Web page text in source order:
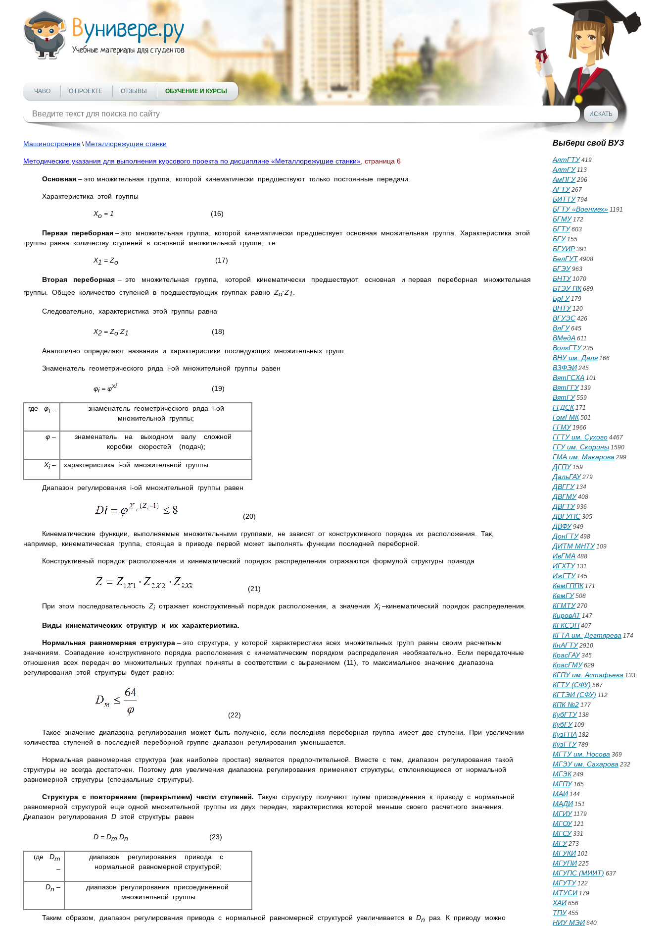
ЧАВО О ПРОЕКТЕ ОТЗЫВЫ ОБУЧЕНИЕ И КУРСЫ
Машиностроение \ Металлорежущие станки
Методические указания для выполнения курсового проекта по дисциплине «Металлорежущие станки» , страница 6
Основная – это множительная группа, которой кинематически предшествуют только постоянные передачи.
Характеристика этой группы
Хо= 1 (16)
Первая переборная– это множительная группа, которой кинематически предшествует основная множительная группа. Характеристика этой
группы равна количеству ступеней в основной множительной группе, т.е.
Х1 = Zо(17)
Вторая переборная – это множительная группа, которой кинематически предшествуют основная и первая переборная множительная
группы. Общее количество ступеней в предшествующих группах равно Zo Z1
Следовательно, характеристика этой группы равна
Х2= Zo Z1 (18)
Аналогично определяют названия и характеристики последующих множительных групп.
Знаменатель геометрического ряда i-ой множительной группы равен
φi = φxi(19)
где φi–
знаменатель геометрического ряда i-ой
множительной группы;
φ –
знаменатель на выходном валу сложной
коробки скоростей (подач);
Хi– характеристика i-ой множительной группы.
Диапазон регулирования i-ой множительной группы равен
(20)
Кинематические функции, выполняемые множительными группами, не зависят от конструктивного порядка их расположения. Так,
например, кинематическая группа, стоящая в приводе первой может выполнять функции последней переборной.
Конструктивный порядок расположения и кинематический порядок распределения отражаются формулой структуры привода
(21)
При этом последовательность Zi отражает конструктивный порядок расположения, а значения Xi–кинематический порядок распределения.
Виды кинематических структур и их характеристика.
Нормальная равномерная структура– это структура, у которой характеристики всех множительных групп равны своим расчетным
значениям. Совпадение конструктивного порядка расположения с кинематическим порядком распределения необязательно. Если передаточные
отношения всех передач во множительных группах приняты в соответствии с выражением (11), то максимальное значение диапазона
регулирования этой структуры будет равно:
(22)
Такое значение диапазона регулирования может быть получено, если последняя переборная группа имеет две ступени. При увеличении
количества ступеней в последней переборной группе диапазон регулирования уменьшается.
Нормальная равномерная структура (как наиболее простая) является предпочтительной. Вместе с тем, диапазон регулирования такой
структуры не всегда достаточен. Поэтому для увеличения диапазона регулирования применяют структуры, отклоняющиеся от нормальной
равномерной структуры (специальные структуры).
Структура с повторением (перекрытием) части ступеней. Такую структуру получают путем присоединения к приводу с нормальной
равномерной структурой еще одной множительной группы из двух передач, характеристика которой меньше своего расчетного значения.
Диапазон регулирования D этой структуры равен
D= Dm Dn(23)
где Dm
–
диапазон регулирования привода с
нормальной равномерной структурой;
Dn –
диапазон регулирования присоединенной
множительной группы
Таким образом, диапазон регулирования привода с нормальной равномерной структурой увеличивается в Dnраз. К приводу можно
Выбери свой ВУЗ
АлтГТУ419
АлтГУ113
АмПГУ296
АГТУ267
БИТТУ794
БГТУ «Военмех» 1191
БГМУ172
БГТУ603
БГУ155
БГУИР391
БелГУТ 4908
БГЭУ963
БНТУ1070
БТЭУ ПК 689
БрГУ179
ВНТУ120
ВГУЭС 426
ВлГУ645
ВМедА 611
ВолгГТУ235
ВНУ им. Даля166
ВЗФЭИ 245
ВятГСХА 101
ВятГГУ139
ВятГУ559
ГГДСК 171
ГомГМК 501
ГГМУ1966
ГГТУ им. Сухого 4467
ГГУ им. Скорины 1590
ГМА им. Макарова 299
ДГПУ159
ДальГАУ279
ДВГГУ134
ДВГМУ408
ДВГТУ936
ДВГУПС 305
ДВФУ949
ДонГТУ498
ДИТМ МНТУ109
ИвГМА 488
ИГХТУ131
ИжГТУ145
КемГППК 171
КемГУ508
КГМТУ270
КировАТ 147
КГКСЭП 407
КГТА им. Дегтярева 174
КнАГТУ2910
КрасГАУ345
КрасГМУ629
КГПУ им. Астафьева 133
КГТУ (СФУ) 567
КГТЭИ (СФУ) 112
КПК №2 177
КубГТУ138
КубГУ109
КузГПА 182
КузГТУ789
МГТУ им. Носова 369
МГЭУ им. Сахарова 232
МГЭК 249
МГПУ165
МАИ 144
МАДИ 151
МГИУ1179
МГОУ121
МГСУ331
МГУ273
МГУКИ 101
МГУПИ 225
МГУПС (МИИТ) 637
МГУТУ122
МТУСИ 179
ХАИ 656
ТПУ455
НИУ МЭИ 640